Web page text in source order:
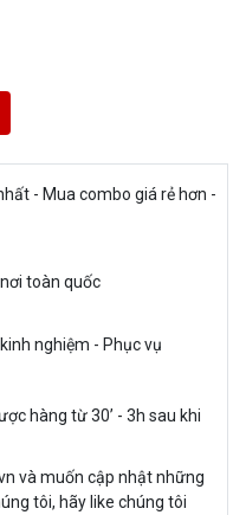
- Mua combo giá rẻ hơn -
toàn quốc
nghiệm - Phục vụ
hàng từ 30’ - 3h sau khi
và muốn cập nhật những
tôi, hãy like chúng tôi